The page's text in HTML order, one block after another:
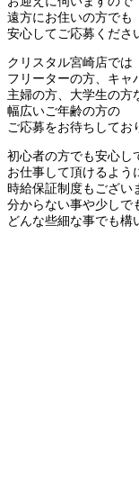
遠方にお住いの方でも
安心してご応募くださ
クリスタル宮崎店では
フリーターの方、キャ
主婦の方、大学生の方
幅広いご年齢の方の
ご応募をお待ちしてお
初心者の方でも安心し
お仕事して頂けるよう
時給保証制度もござい
分からない事や少しで
どんな些細な事でも構